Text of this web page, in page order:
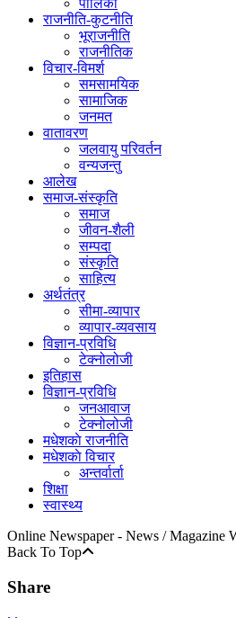
पालिका
राजनीति-कुटनीति
भूराजनीति
राजनीतिक
विचार-विमर्श
समसामयिक
सामाजिक
जनमत
वातावरण
जलवायु परिवर्तन
वन्यजन्तु
आलेख
समाज-संस्कृति
समाज
जीवन-शैली
सम्पदा
संस्कृति
साहित्य
अर्थतंत्र
सीमा-व्यापार
व्यापार-व्यवसाय
विज्ञान-प्रविधि
टेक्नोलोजी
इतिहास
विज्ञान-प्रविधि
जनआवाज
टेक्नोलोजी
मधेशकाे राजनीति
मधेशकाे विचार
अन्तर्वार्ता
शिक्षा
स्वास्थ्य
Online Newspaper - News / Magazine
Back To Top
Share